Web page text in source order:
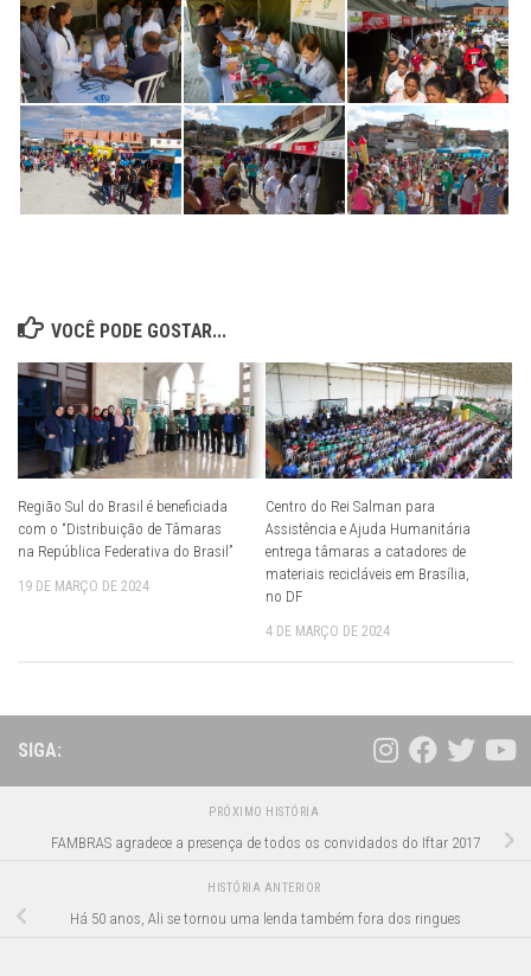
VOCÊ PODE GOSTAR...
Região Sul do Brasil é beneficiada
com o “Distribuição de Tâmaras
na República Federativa do Brasil”
19 DE MARÇO DE 2024
Centro do Rei Salman para
Assistência e Ajuda Humanitária
entrega tâmaras a catadores de
materiais recicláveis em Brasília,
no DF
4 DE MARÇO DE 2024
SIGA:
PRÓXIMO HISTÓRIA
FAMBRAS agradece a presença de todos os convidados do Iftar 2017
HISTÓRIA ANTERIOR
Há 50 anos, Ali se tornou uma lenda também fora dos ringues